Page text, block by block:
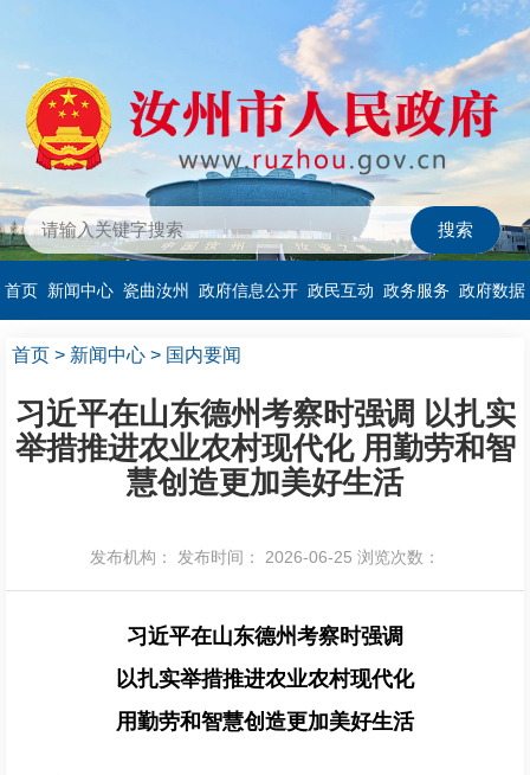
首页 新闻中心 瓷曲汝州 政府信息公开 政民互动 政务服务 政府数据
首页 > 新闻中心 > 国内要闻
习近平在山东德州考察时强调 以扎实
举措推进农业农村现代化 用勤劳和智
慧创造更加美好生活
发布机构： 发布时间： 2026-06-25 浏览次数：
习近平在山东德州考察时强调
以扎实举措推进农业农村现代化
用勤劳和智慧创造更加美好生活